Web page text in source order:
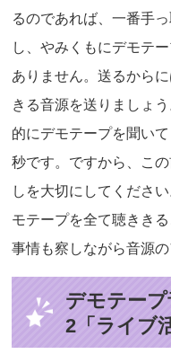
るのであれば、一番手
し、やみくもにデモテ
ありません。送るから
きる音源を送りましょ
的にデモテープを聞い
秒です。ですから、こ
しを大切にしてくださ
モテープを全て聴きき
事情も察しながら音源
デモテー
2「ライブ